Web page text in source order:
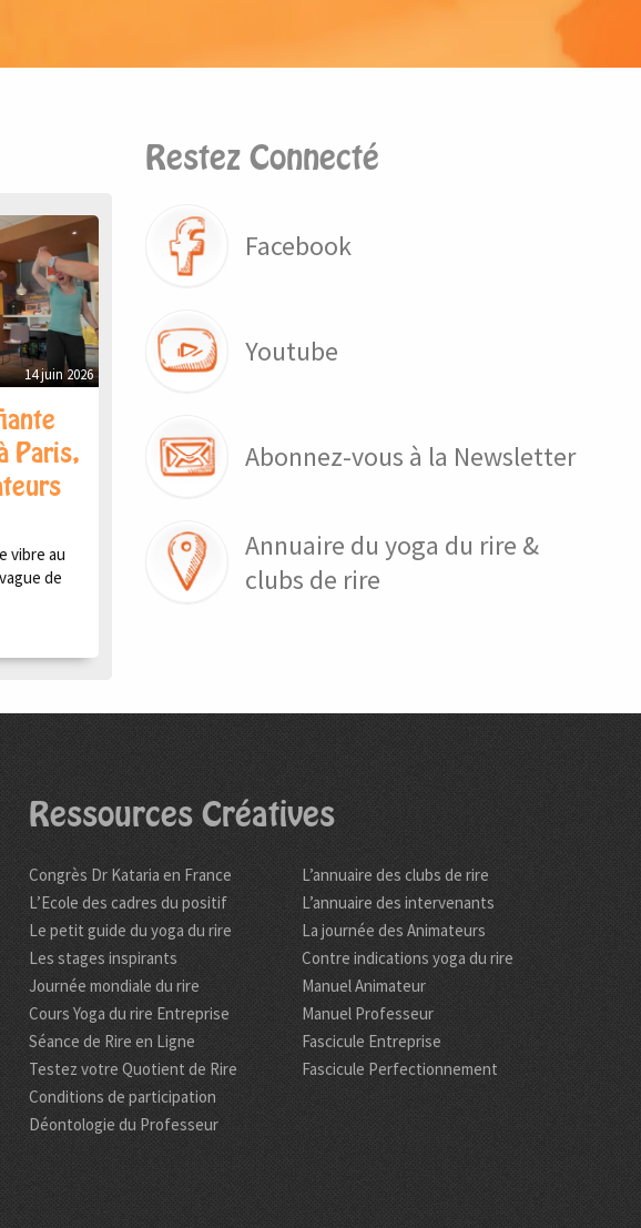
14 juin 2026
Paris,
vibre au
de
Restez Connecté
Facebook
Youtube
Abonnez-vous à la Newsletter
Annuaire du yoga du rire &
clubs de rire
Ressources Créatives
Congrès Dr Kataria en France
L’Ecole des cadres du positif
Le petit guide du yoga du rire
Les stages inspirants
Journée mondiale du rire
Cours Yoga du rire Entreprise
Séance de Rire en Ligne
Testez votre Quotient de Rire
Conditions de participation
Déontologie du Professeur
L’annuaire des clubs de rire
L’annuaire des intervenants
La journée des Animateurs
Contre indications yoga du rire
Manuel Animateur
Manuel Professeur
Fascicule Entreprise
Fascicule Perfectionnement